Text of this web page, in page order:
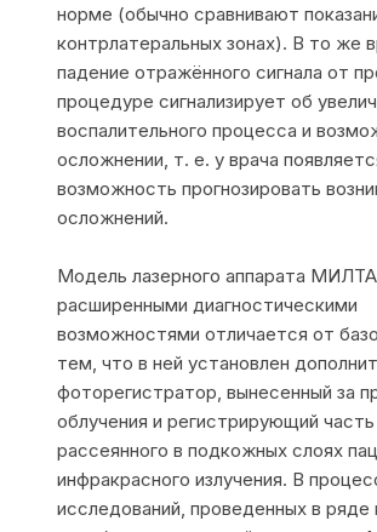
норме (обычно сравнивают
контрлатеральных зонах). В то же
падение отражённого сигнала от
процедуре сигнализирует об
воспалительного процесса и
осложнении, т. е. у врача
возможность прогнозировать
осложнений.
Модель лазерного аппарата
расширенными диагностическими
возможностями отличается от
тем, что в ней установлен
фоторегистратор, вынесенный за
облучения и регистрирующий часть
рассеянного в подкожных слоях
инфракрасного излучения. В
исследований, проведенных в ряде